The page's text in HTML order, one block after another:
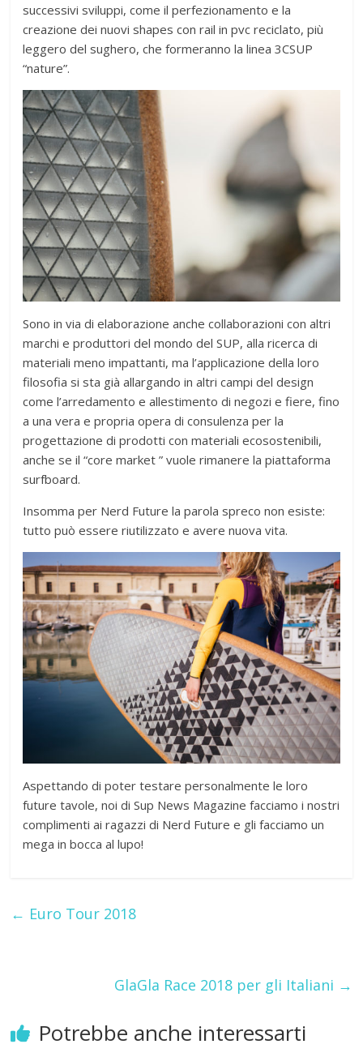
successivi sviluppi, come il perfezionamento e la
creazione dei nuovi shapes con rail in pvc reciclato, più
leggero del sughero, che formeranno la linea 3CSUP
“nature”.
Sono in via di elaborazione anche collaborazioni con altri
marchi e produttori del mondo del SUP, alla ricerca di
materiali meno impattanti, ma l’applicazione della loro
filosofia si sta già allargando in altri campi del design
come l’arredamento e allestimento di negozi e fiere, fino
a una vera e propria opera di consulenza per la
progettazione di prodotti con materiali ecosostenibili,
anche se il “core market ” vuole rimanere la piattaforma
surfboard.
Insomma per Nerd Future la parola spreco non esiste:
tutto può essere riutilizzato e avere nuova vita.
Aspettando di poter testare personalmente le loro
future tavole, noi di Sup News Magazine facciamo i nostri
complimenti ai ragazzi di Nerd Future e gli facciamo un
mega in bocca al lupo!
← Euro Tour 2018
GlaGla Race 2018 per gli Italiani →
Potrebbe anche interessarti